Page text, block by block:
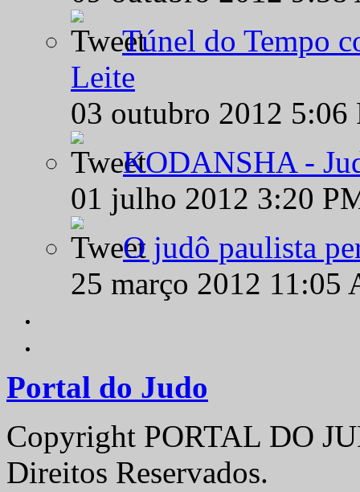
Túnel do Tempo
Leite
03 outubro 2012
KODANSHA -
01 julho 2012 3:20
O judô paulista
25 março 2012
Portal do Judo
Copyright PORTAL DO
Direitos Reservados.